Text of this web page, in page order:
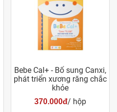
Bebe Cal+ - Bổ sung Canxi,
phát triển xương răng chắc
khỏe
370.000đ/ hộp